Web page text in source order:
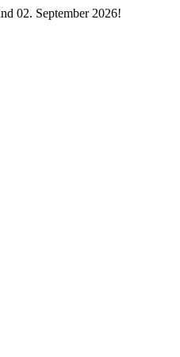
02. September 2026!